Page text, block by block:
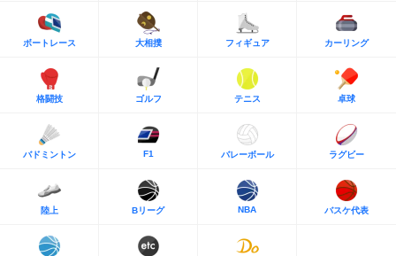
ボートレース 大相撲 フィギュア カーリング
格闘技 ゴルフ テニス 卓球
バドミントン F1 バレーボール ラグビー
陸上 Bリーグ NBA バスケ代表